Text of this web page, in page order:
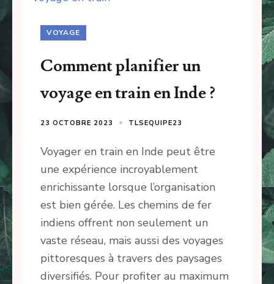
VOYAGE
Comment planifier un
voyage en train en Inde ?
23 OCTOBRE 2023 TLSEQUIPE23
Voyager en train en Inde peut être
une expérience incroyablement
enrichissante lorsque l’organisation
est bien gérée. Les chemins de fer
indiens offrent non seulement un
vaste réseau, mais aussi des voyages
pittoresques à travers des paysages
diversifiés. Pour profiter au maximum